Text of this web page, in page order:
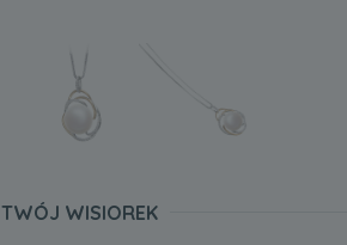
TWÓJ WISIOREK